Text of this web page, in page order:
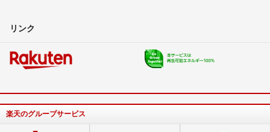
リンク
楽天のグループサービス